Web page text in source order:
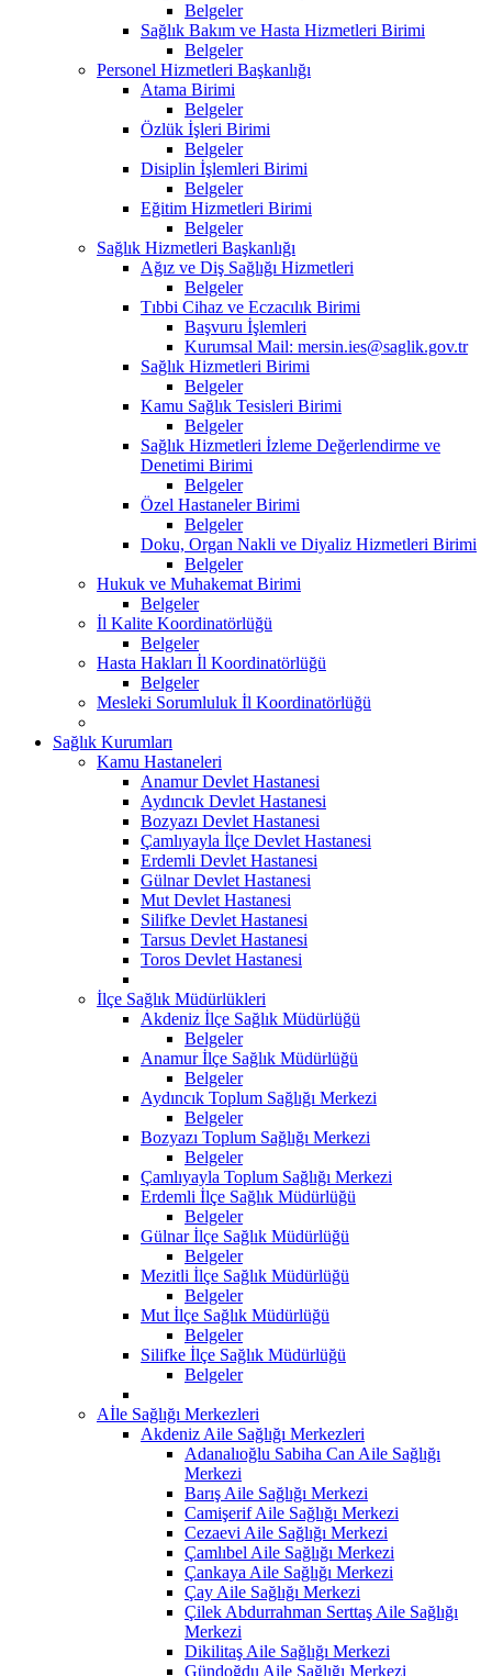
Belgeler
Sağlık Bakım ve Hasta Hizmetleri Birimi
Belgeler
Personel Hizmetleri Başkanlığı
Atama Birimi
Belgeler
Özlük İşleri Birimi
Belgeler
Disiplin İşlemleri Birimi
Belgeler
Eğitim Hizmetleri Birimi
Belgeler
Sağlık Hizmetleri Başkanlığı
Ağız ve Diş Sağlığı Hizmetleri
Belgeler
Tıbbi Cihaz ve Eczacılık Birimi
Başvuru İşlemleri
Kurumsal Mail: mersin.ies@saglik.gov.tr
Sağlık Hizmetleri Birimi
Belgeler
Kamu Sağlık Tesisleri Birimi
Belgeler
Sağlık Hizmetleri İzleme Değerlendirme ve
Denetimi Birimi
Belgeler
Özel Hastaneler Birimi
Belgeler
Doku, Organ Nakli ve Diyaliz Hizmetleri Birimi
Belgeler
Hukuk ve Muhakemat Birimi
Belgeler
İl Kalite Koordinatörlüğü
Belgeler
Hasta Hakları İl Koordinatörlüğü
Belgeler
Mesleki Sorumluluk İl Koordinatörlüğü
Sağlık Kurumları
Kamu Hastaneleri
Anamur Devlet Hastanesi
Aydıncık Devlet Hastanesi
Bozyazı Devlet Hastanesi
Çamlıyayla İlçe Devlet Hastanesi
Erdemli Devlet Hastanesi
Gülnar Devlet Hastanesi
Mut Devlet Hastanesi
Silifke Devlet Hastanesi
Tarsus Devlet Hastanesi
Toros Devlet Hastanesi
İlçe Sağlık Müdürlükleri
Akdeniz İlçe Sağlık Müdürlüğü
Belgeler
Anamur İlçe Sağlık Müdürlüğü
Belgeler
Aydıncık Toplum Sağlığı Merkezi
Belgeler
Bozyazı Toplum Sağlığı Merkezi
Belgeler
Çamlıyayla Toplum Sağlığı Merkezi
Erdemli İlçe Sağlık Müdürlüğü
Belgeler
Gülnar İlçe Sağlık Müdürlüğü
Belgeler
Mezitli İlçe Sağlık Müdürlüğü
Belgeler
Mut İlçe Sağlık Müdürlüğü
Belgeler
Silifke İlçe Sağlık Müdürlüğü
Belgeler
Aİle Sağlığı Merkezleri
Akdeniz Aile Sağlığı Merkezleri
Adanalıoğlu Sabiha Can Aile Sağlığı
Merkezi
Barış Aile Sağlığı Merkezi
Camişerif Aile Sağlığı Merkezi
Cezaevi Aile Sağlığı Merkezi
Çamlıbel Aile Sağlığı Merkezi
Çankaya Aile Sağlığı Merkezi
Çay Aile Sağlığı Merkezi
Çilek Abdurrahman Serttaş Aile Sağlığı
Merkezi
Dikilitaş Aile Sağlığı Merkezi
Gündoğdu Aile Sağlığı Merkezi